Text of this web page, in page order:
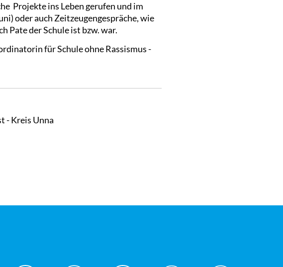
Projekte ins Leben gerufen und im
oder auch Zeitzeugengespräche, wie
Pate der Schule ist bzw. war.
für Schule ohne Rassismus -
- Kreis Unna